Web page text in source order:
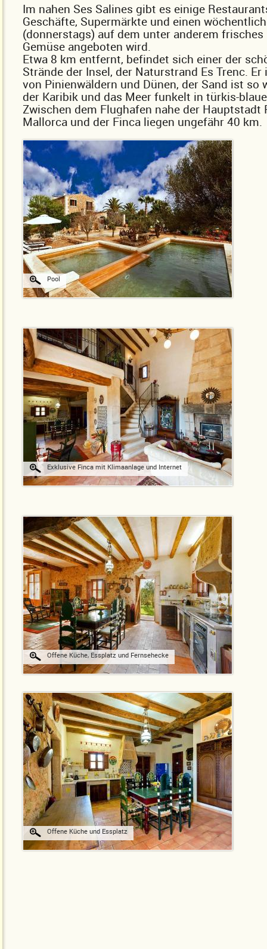
Im nahen Ses Salines gibt es einige
Geschäfte, Supermärkte und einen
(donnerstags) auf dem unter anderem frisches
Gemüse angeboten wird.
Etwa 8 km entfernt, befindet sich einer der
Strände der Insel, der Naturstrand Es Trenc.
von Pinienwäldern und Dünen, der Sand ist so
der Karibik und das Meer funkelt in türkis-
Zwischen dem Flughafen nahe der Hauptstadt
Mallorca und der Finca liegen ungefähr 40 km.
Pool
Exklusive Finca mit Klimaanlage und Internet
Offene Küche, Essplatz und Fernsehecke
Offene Küche und Essplatz